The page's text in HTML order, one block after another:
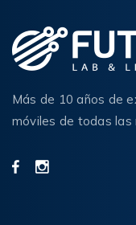
Más de 10 años de
móviles de todas las